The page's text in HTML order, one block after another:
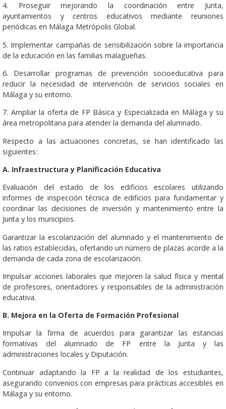
4. Proseguir mejorando la coordinación entre Junta,
ayuntamientos y centros educativos mediante reuniones
periódicas en Málaga Metrópolis Global.
5. Implementar campañas de sensibilización sobre la importancia
de la educación en las familias malagueñas.
6. Desarrollar programas de prevención socioeducativa para
reducir la necesidad de intervención de servicios sociales en
Málaga y su entorno.
7. Ampliar la oferta de FP Básica y Especializada en Málaga y su
área metropolitana para atender la demanda del alumnado.
Respecto a las actuaciones concretas, se han identificado las
siguientes:
A. Infraestructura y Planificación Educativa
Evaluación del estado de los edificios escolares utilizando
informes de inspección técnica de edificios para fundamentar y
coordinar las decisiones de inversión y mantenimiento entre la
Junta y los municipios.
Garantizar la escolarización del alumnado y el mantenimiento de
las ratios establecidas, ofertando un número de plazas acorde a la
demanda de cada zona de escolarización.
Impulsar acciones laborales que mejoren la salud física y mental
de profesores, orientadores y responsables de la administración
educativa.
B. Mejora en la Oferta de Formación Profesional
Impulsar la firma de acuerdos para garantizar las estancias
formativas del alumnado de FP entre la Junta y las
administraciones locales y Diputación.
Continuar adaptando la FP a la realidad de los estudiantes,
asegurando convenios con empresas para prácticas accesibles en
Málaga y su entorno.